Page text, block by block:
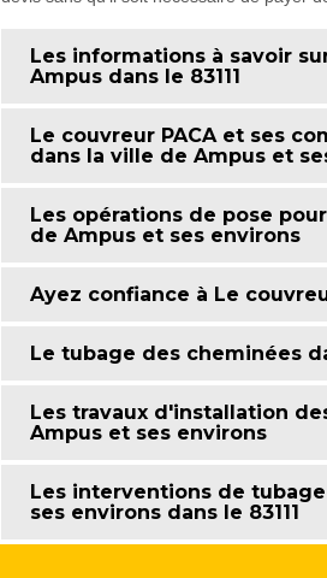
Les informations à savoir
Ampus dans le 83111
Le couvreur PACA et ses
dans la ville de Ampus et
Les opérations de pose
de Ampus et ses environs
Ayez confiance à Le
Le tubage des cheminées
Les travaux d'installation
Ampus et ses environs
Les interventions de
ses environs dans le 83111